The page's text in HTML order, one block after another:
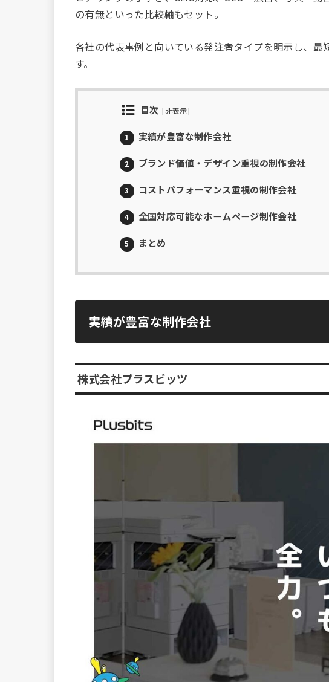
の有無といった比較軸もセット。
各社の代表事例と向いている発注者タイプを明示し、最
す。
目次 [非表示]
1 実績が豊富な制作会社
2 ブランド価値・デザイン重視の制作会社
3 コストパフォーマンス重視の制作会社
4 全国対応可能なホームページ制作会社
5 まとめ
実績が豊富な制作会社
株式会社プラスビッツ